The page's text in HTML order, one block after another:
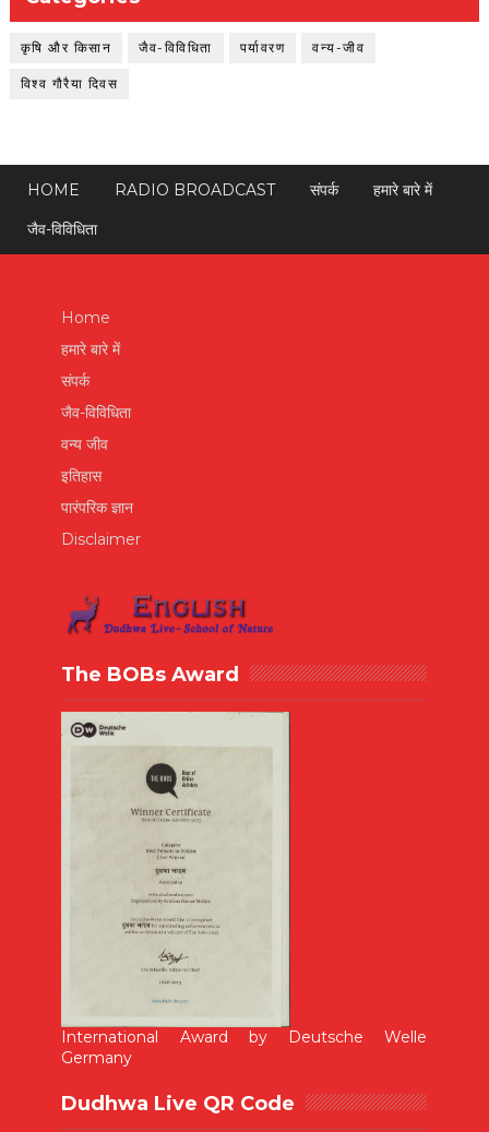
कृषि और किसान जैव-विविधिता पर्यावरण वन्य-जीव
विश्व गौरैया दिवस
HOME RADIO BROADCAST संपर्क
हमारे बारे में
जैव-विविधिता
Home
हमारे बारे में
संपर्क
जैव-विविधिता
वन्य जीव
इतिहास
पारंपरिक ज्ञान
Disclaimer
The BOBs Award
International Award by Deutsche Welle
Germany
Dudhwa Live QR Code